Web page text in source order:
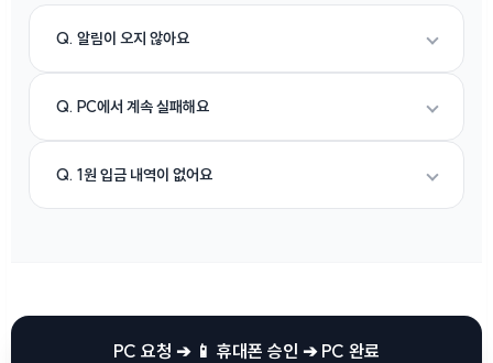
Q. 알림이 오지 않아요
Q. PC에서 계속 실패해요
Q. 1원 입금 내역이 없어요
PC 요청 ➔ 📱 휴대폰 승인 ➔ PC 완료